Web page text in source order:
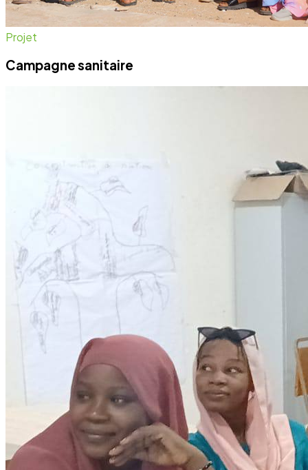
Projet
Campagne sanitaire